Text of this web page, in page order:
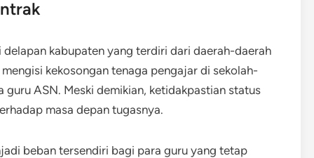
kabupaten yang terdiri dari daerah-daerah
kekosongan tenaga pengajar di sekolah-
ASN. Meski demikian, ketidakpastian status
masa depan tugasnya.
beban tersendiri bagi para guru yang tetap